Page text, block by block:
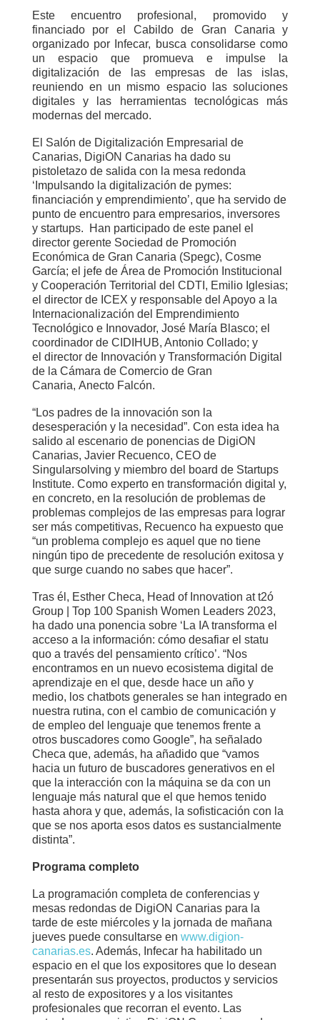
Este encuentro profesional, promovido y
financiado por el Cabildo de Gran Canaria y
organizado por Infecar, busca consolidarse como
un espacio que promueva e impulse la
digitalización de las empresas de las islas,
reuniendo en un mismo espacio las soluciones
digitales y las herramientas tecnológicas más
modernas del mercado.
El Salón de Digitalización Empresarial de
Canarias, DigiON Canarias ha dado su
pistoletazo de salida con la mesa redonda
‘Impulsando la digitalización de pymes:
financiación y emprendimiento’, que ha servido de
punto de encuentro para empresarios, inversores
y startups.
Han participado de este panel el
director gerente Sociedad de Promoción
Económica de Gran Canaria (Spegc), Cosme
García; el jefe de Área de Promoción Institucional
y Cooperación Territorial del CDTI, Emilio Iglesias;
el director de ICEX y responsable del Apoyo a la
Internacionalización del Emprendimiento
Tecnológico e Innovador, José María Blasco; el
coordinador de CIDIHUB, Antonio Collado; y
el director de Innovación y Transformación Digital
de la Cámara de Comercio de Gran
Canaria, Anecto Falcón.
“Los padres de la innovación son la
desesperación y la necesidad”. Con esta idea ha
salido al escenario de ponencias de DigiON
Canarias, Javier Recuenco, CEO de
Singularsolving y miembro del board de Startups
Institute. Como experto en transformación digital y,
en concreto, en la resolución de problemas de
problemas complejos de las empresas para lograr
ser más competitivas, Recuenco ha expuesto que
“un problema complejo es aquel que no tiene
ningún tipo de precedente de resolución exitosa y
que surge cuando no sabes que hacer”.
Tras él, Esther Checa, Head of Innovation at t2ó
Group | Top 100 Spanish Women Leaders 2023,
ha dado una ponencia sobre ‘La IA transforma el
acceso a la información: cómo desafiar el statu
quo a través del pensamiento crítico’. “Nos
encontramos en un nuevo ecosistema digital de
aprendizaje en el que, desde hace un año y
medio, los chatbots generales se han integrado en
nuestra rutina, con el cambio de comunicación y
de empleo del lenguaje que tenemos frente a
otros buscadores como Google”, ha señalado
Checa que, además, ha añadido que “vamos
hacia un futuro de buscadores generativos en el
que la interacción con la máquina se da con un
lenguaje más natural que el que hemos tenido
hasta ahora y que, además, la sofisticación con la
que se nos aporta esos datos es sustancialmente
distinta”.
Programa completo
La programación completa de conferencias y
mesas redondas de DigiON Canarias para la
tarde de este miércoles y la jornada de mañana
jueves puede consultarse en www.digion-
canarias.es. Además, Infecar ha habilitado un
espacio en el que los expositores que lo desean
presentarán sus proyectos, productos y servicios
al resto de expositores y a los visitantes
profesionales que recorran el evento. Las